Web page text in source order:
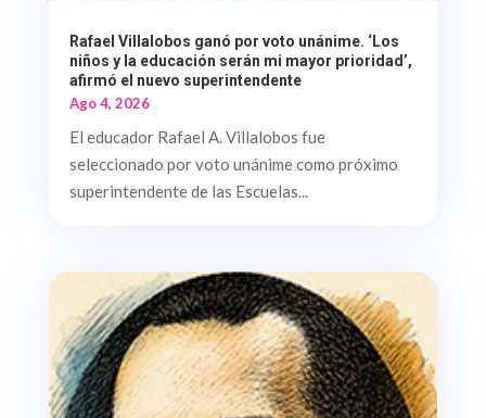
Rafael Villalobos ganó por voto unánime. ‘Los
niños y la educación serán mi mayor prioridad’,
afirmó el nuevo superintendente
Ago 4, 2026
El educador Rafael A. Villalobos fue
seleccionado por voto unánime como próximo
superintendente de las Escuelas...